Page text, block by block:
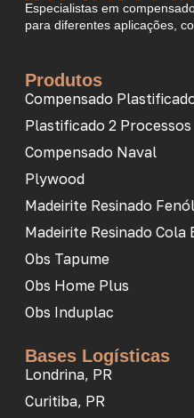
Especialistas em
para diferentes aplicações,
Produtos
Compensado
Plastificado 2 Processos
Compensado Naval
Plywood
Madeirite Resinado
Madeirite Resinado Cola
Obs Tapume
Obs Home Plus
Obs Induplac
Bases Logísticas
Londrina, PR
Curitiba, PR